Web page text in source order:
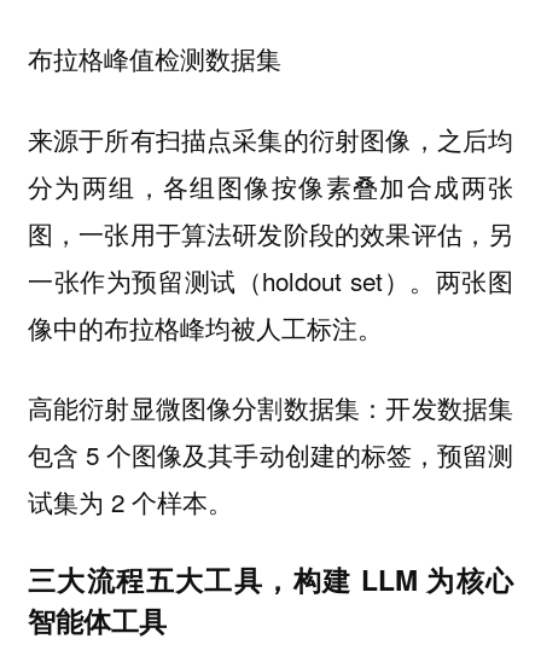
布拉格峰值检测数据集
来源于所有扫描点采集的衍射图像，之后均
分为两组，各组图像按像素叠加合成两张
图，一张用于算法研发阶段的效果评估，另
一张作为预留测试（holdout set）。两张图
像中的布拉格峰均被人工标注。
高能衍射显微图像分割数据集：开发数据集
包含 5 个图像及其手动创建的标签，预留测
试集为 2 个样本。
三大流程五大工具，构建 LLM 为核心
智能体工具